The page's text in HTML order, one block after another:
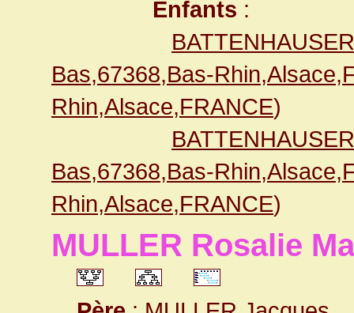
Enfants :
Bas,67368,Bas-
Rhin,Alsace,FRANCE)
Bas,67368,Bas-
Rhin,Alsace,FRANCE)
MULLER Rosalie